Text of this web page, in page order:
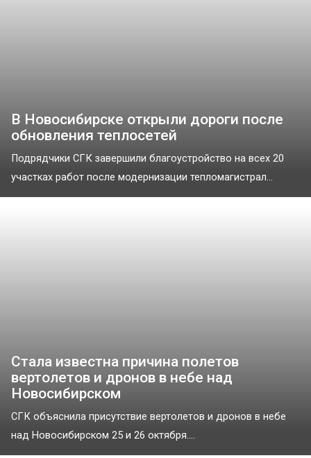
В Новосибирске открыли дороги после
обновления теплосетей
Подрядчики СГК завершили благоустройство на всех 20
участках работ после модернизации тепломагистрал...
Стала известна причина полетов
вертолетов и дронов в небе над
Новосибирском
СГК объяснила присутствие вертолетов и дронов в небе
над Новосибирском 25 и 26 октября....